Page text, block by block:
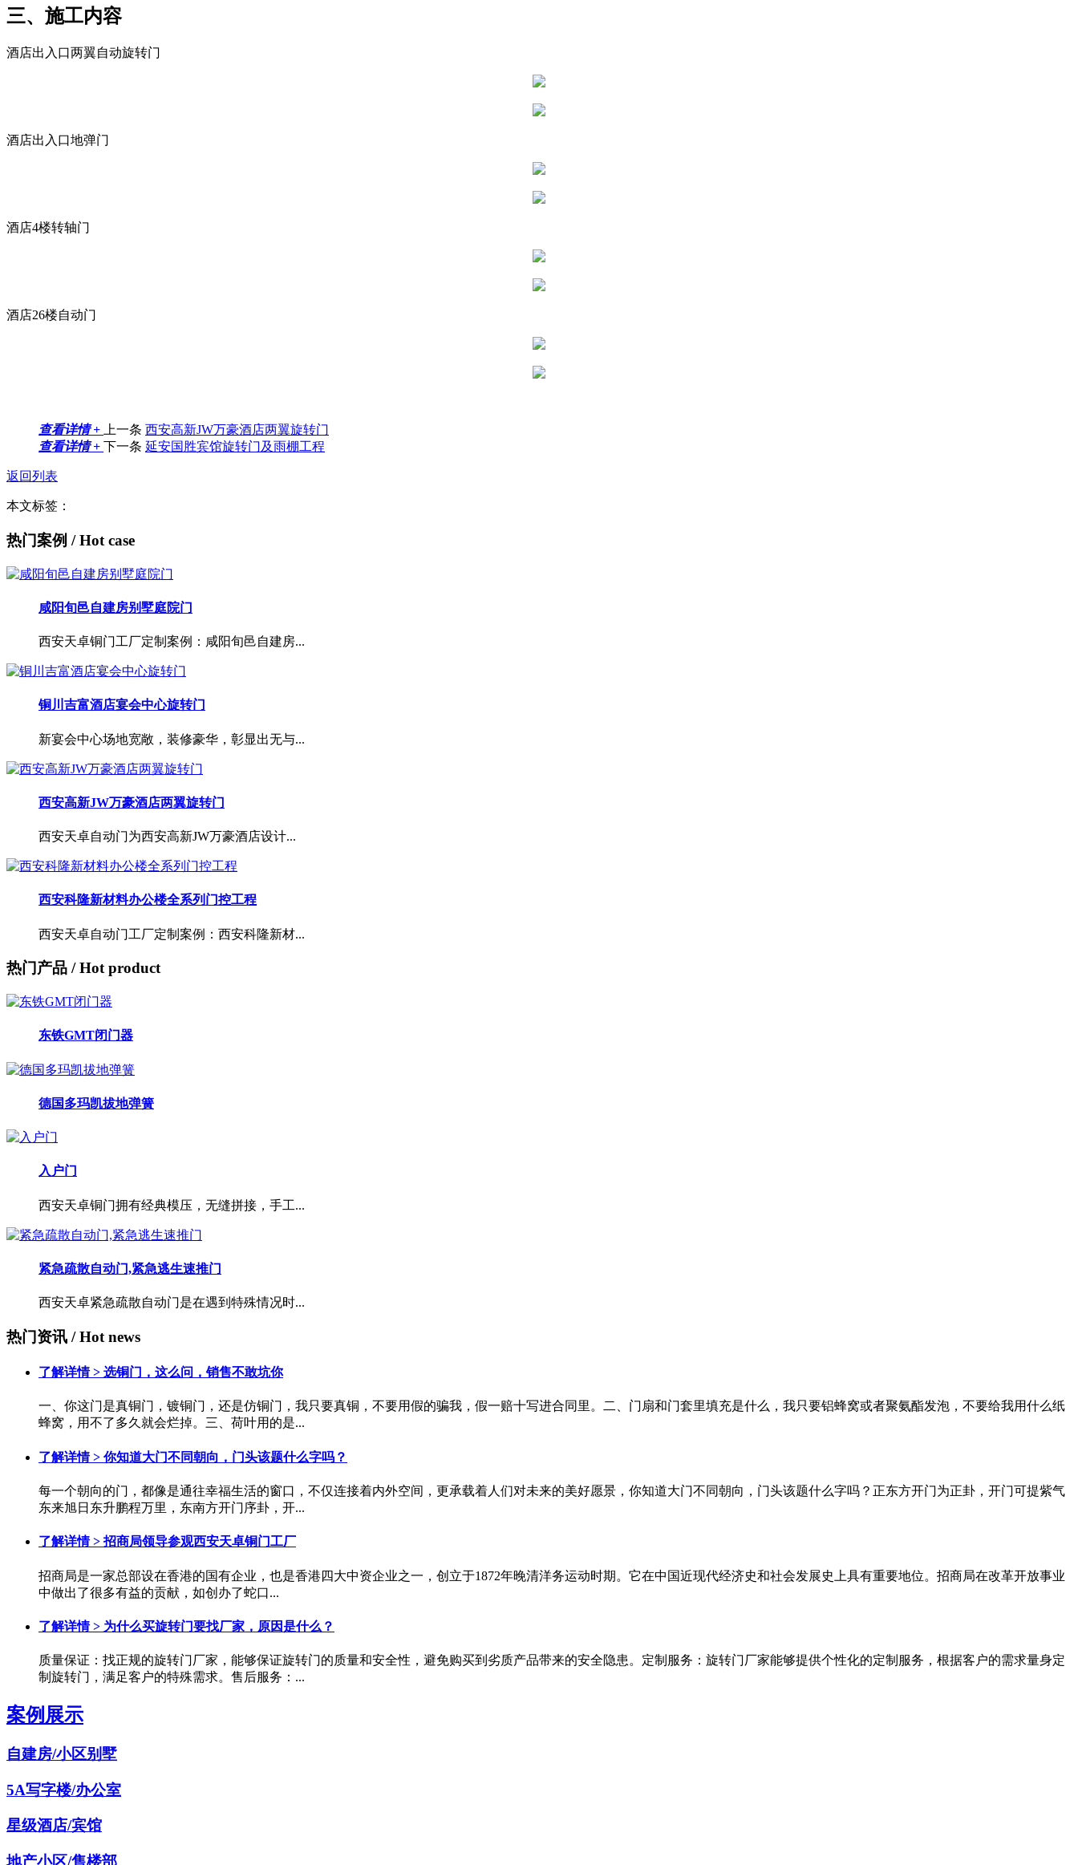
三、施工内容
酒店出入口两翼自动旋转门
酒店出入口地弹门
酒店4楼转轴门
酒店26楼自动门
查看详情 + 上一条 西安高新JW万豪酒店两翼旋转门
查看详情 + 下一条 延安国胜宾馆旋转门及雨棚工程
返回列表
本文标签：
热门案例 / Hot case
咸阳旬邑自建房别墅庭院门
西安天卓铜门工厂定制案例：咸阳旬邑自建房...
铜川吉富酒店宴会中心旋转门
新宴会中心场地宽敞，装修豪华，彰显出无与...
西安高新JW万豪酒店两翼旋转门
西安天卓自动门为西安高新JW万豪酒店设计...
西安科隆新材料办公楼全系列门控工程
西安天卓自动门工厂定制案例：西安科隆新材...
热门产品 / Hot product
东铁GMT闭门器
德国多玛凯拔地弹簧
入户门
西安天卓铜门拥有经典模压，无缝拼接，手工...
紧急疏散自动门,紧急逃生速推门
西安天卓紧急疏散自动门是在遇到特殊情况时...
热门资讯 / Hot news
了解详情 > 选铜门，这么问，销售不敢坑你
一、你这门是真铜门，镀铜门，还是仿铜门，我只要真铜，不要用假的骗我，假一赔十写进合同里。二、门扇和门套里填充是什么，我只要铝蜂窝或者聚氨酯发泡，不要给我用什么纸
蜂窝，用不了多久就会烂掉。三、荷叶用的是...
了解详情 > 你知道大门不同朝向，门头该题什么字吗？
每一个朝向的门，都像是通往幸福生活的窗口，不仅连接着内外空间，更承载着人们对未来的美好愿景，你知道大门不同朝向，门头该题什么字吗？正东方开门为正卦，开门可提紫气
东来旭日东升鹏程万里，东南方开门序卦，开...
了解详情 > 招商局领导参观西安天卓铜门工厂
招商局是一家总部设在香港的国有企业，也是香港四大中资企业之一，创立于1872年晚清洋务运动时期。它在中国近现代经济史和社会发展史上具有重要地位。招商局在改革开放事业
中做出了很多有益的贡献，如创办了蛇口...
了解详情 > 为什么买旋转门要找厂家，原因是什么？
质量保证：找正规的旋转门厂家，能够保证旋转门的质量和安全性，避免购买到劣质产品带来的安全隐患。定制服务：旋转门厂家能够提供个性化的定制服务，根据客户的需求量身定
制旋转门，满足客户的特殊需求。售后服务：...
案例展示
自建房/小区别墅
5A写字楼/办公室
星级酒店/宾馆
地产小区/售楼部